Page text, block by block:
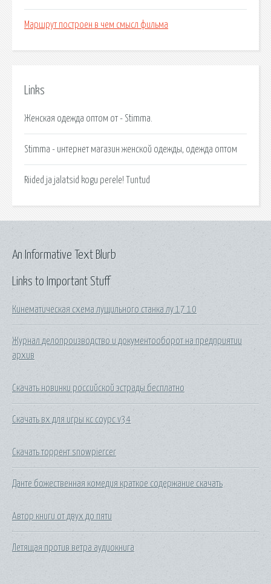
Маршрут построен в чем смысл фильма
Links
Женская одежда оптом от - Stimma.
Stimma - интернет магазин женской одежды, одежда оптом
Riided ja jalatsid kogu perele! Tuntud
Links to Important Stuff
Кинематическая схема лущильного станка лу 17 10
Журнал делопроизводство и документооборот на предприятии
архив
Скачать новинки российской эстрады бесплатно
Скачать вх для игры кс соурс v34
Скачать торрент snowpiercer
Данте божественная комедия краткое содержание скачать
Автор книги от двух до пяти
Летящая против ветра аудиокнига
An Informative Text Blurb